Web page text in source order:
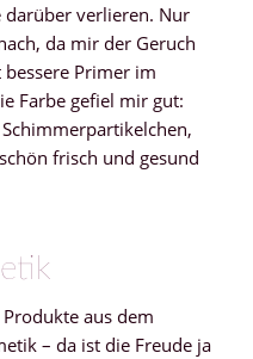
darüber verlieren. Nur
da mir der Geruch
Primer im
Farbe gefiel mir gut:
frisch und gesund
aus dem
– da ist die Freude ja